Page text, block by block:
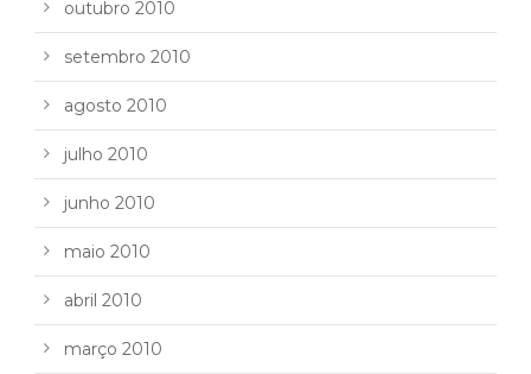
outubro 2010
setembro 2010
agosto 2010
julho 2010
junho 2010
maio 2010
abril 2010
março 2010